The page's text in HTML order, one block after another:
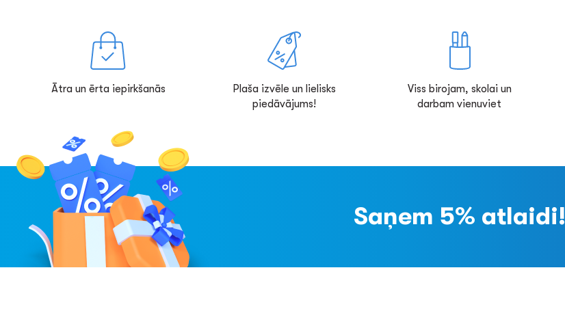
Ātra un ērta iepirkšanās
Plaša izvēle un lielisks
piedāvājums!
Viss birojam, skolai un
darbam vienuviet
Saņem 5% atlaidi!